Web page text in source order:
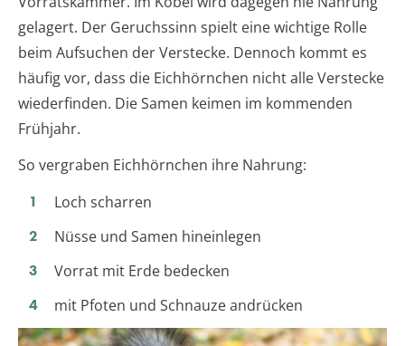
gelagert. Der Geruchssinn spielt eine wichtige Rolle
beim Aufsuchen der Verstecke. Dennoch kommt es
häufig vor, dass die Eichhörnchen nicht alle Verstecke
wiederfinden. Die Samen keimen im kommenden
Frühjahr.
So vergraben Eichhörnchen ihre Nahrung:
Loch scharren
Nüsse und Samen hineinlegen
Vorrat mit Erde bedecken
mit Pfoten und Schnauze andrücken